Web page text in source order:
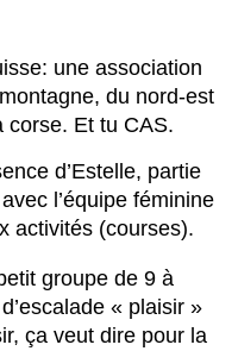
une association
du nord-est
corse. Et tu CAS.
d’Estelle, partie
l’équipe féminine
activités (courses).
groupe de 9 à
« plaisir »
ça veut dire pour la